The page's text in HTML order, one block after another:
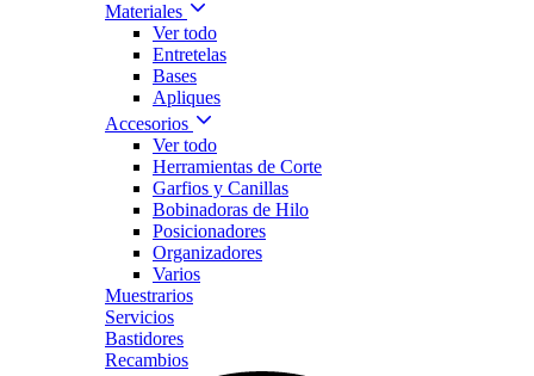
Materiales
Ver todo
Entretelas
Bases
Apliques
Accesorios
Ver todo
Herramientas de Corte
Garfios y Canillas
Bobinadoras de Hilo
Posicionadores
Organizadores
Varios
Muestrarios
Servicios
Bastidores
Recambios